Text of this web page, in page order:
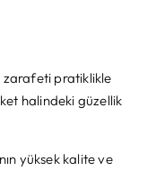
zarafeti pratiklikle
halindeki güzellik
yüksek kalite ve